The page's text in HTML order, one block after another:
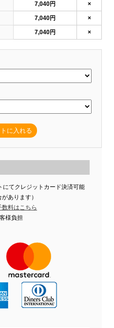
7,040円 ×
7,040円 ×
7,040円 ×
に入れる
にてクレジットカード決済可能
あります）
数料はこちら
様負担